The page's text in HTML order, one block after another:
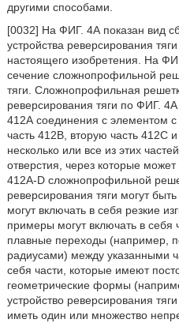
другими способами.
[0032] На ФИГ. 4А показан вид
устройства реверсирования
настоящего изобретения. На
сечение сложнопрофильной
тяги. Сложнопрофильная
реверсирования тяги по ФИГ.
412А соединения с элементом
часть 412В, вторую часть 412С
несколько или все из этих
отверстия, через которые
412A-D сложнопрофильной
реверсирования тяги могут
могут включать в себя резкие
примеры могут включать в себя
плавные переходы (например,
радиусами) между указанными
себя части, которые имеют
геометрические формы
устройство реверсирования
иметь один или множество